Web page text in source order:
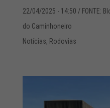
22/04/2025 - 14:50 / FONTE:
do Caminhoneiro
Notícias, Rodovias